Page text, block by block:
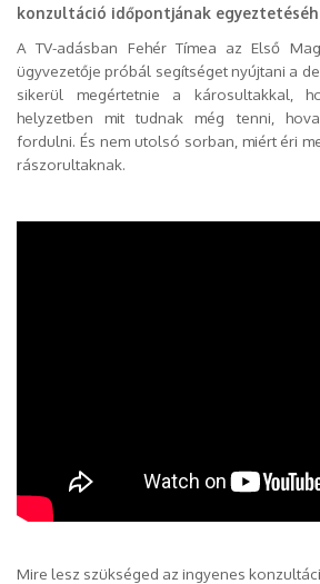
konzultáció időpontjának
A TV-adásban Fehér Tímea az Első
ügyvezetője próbál segítséget nyújtani a
sikerül megértetnie a károsultakkal,
helyzetben mit tudnak még tenni,
fordulni. És nem utolsó sorban, miért éri
rászorultaknak.
Mire lesz szükséged az ingyenes